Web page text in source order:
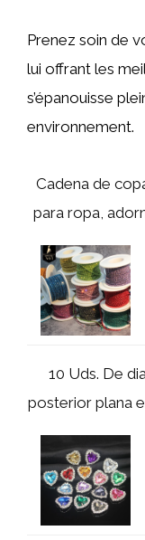
Prenez soin de
lui offrant les
s’épanouisse
environnement.
Cadena de
para ropa,
10 Uds. De
posterior plana